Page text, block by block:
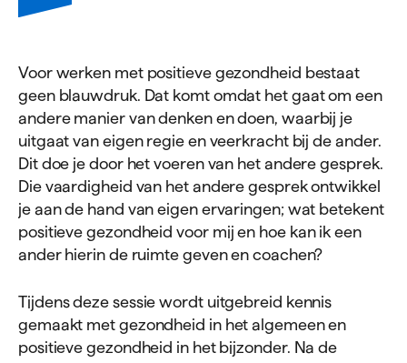
Voor werken met positieve gezondheid bestaat
geen blauwdruk. Dat komt omdat het gaat om een
andere manier van denken en doen, waarbij je
uitgaat van eigen regie en veerkracht bij de ander.
Dit doe je door het voeren van het andere gesprek.
Die vaardigheid van het andere gesprek ontwikkel
je aan de hand van eigen ervaringen; wat betekent
positieve gezondheid voor mij en hoe kan ik een
ander hierin de ruimte geven en coachen?
Tijdens deze sessie wordt uitgebreid kennis
gemaakt met gezondheid in het algemeen en
positieve gezondheid in het bijzonder. Na de